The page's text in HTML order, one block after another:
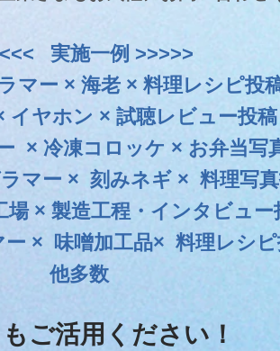
実施一例 >>>>>
マー × 海老​ × 料理レシピ投
イヤホン × 試聴レビュー投稿
× 冷凍コロッケ × お弁当写
ラマー × 刻みネギ × 料理写
場 × 製造工程・インタビュー
ー × 味噌加工品× 料理レシ
他多数
ご活用ください！